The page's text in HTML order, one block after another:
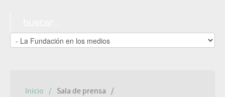
Inicio
Sala de prensa